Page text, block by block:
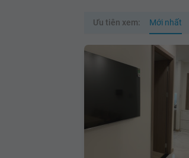
Ưu tiên xem: Mới nhất